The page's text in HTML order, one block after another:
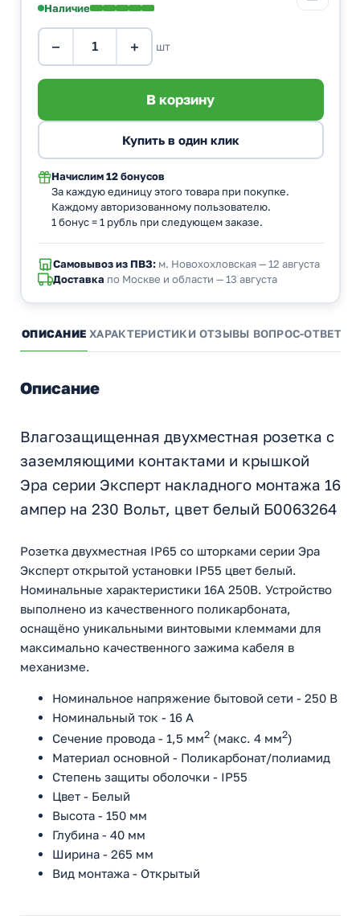
Наличие
− + шт
Начислим 12 бонусов
За каждую единицу этого товара при покупке.
Каждому авторизованному пользователю.
1 бонус = 1 рубль при следующем заказе.
Самовывоз из ПВЗ:м. Новохохловская — 12 августа
Доставка по Москве и области — 13 августа
ОПИСАНИЕ ХАРАКТЕРИСТИКИ ОТЗЫВЫ ВОПРОС-ОТВЕТ
Описание
Влагозащищенная двухместная розетка с
заземляющими контактами и крышкой
Эра серии Эксперт накладного монтажа 16
ампер на 230 Вольт, цвет белый Б0063264
Розетка двухместная IP65 со шторками серии Эра
Эксперт открытой установки IP55 цвет белый.
Номинальные характеристики 16А 250В. Устройство
выполнено из качественного поликарбоната,
оснащёно уникальными винтовыми клеммами для
максимально качественного зажима кабеля в
механизме.
Номинальное напряжение бытовой сети - 250 В
Номинальный ток - 16 А
Сечение провода - 1,5 мм2 (макс. 4 мм2)
Материал основной - Поликарбонат/полиамид
Степень защиты оболочки - IP55
Цвет - Белый
Высота - 150 мм
Глубина - 40 мм
Ширина - 265 мм
Вид монтажа - Открытый